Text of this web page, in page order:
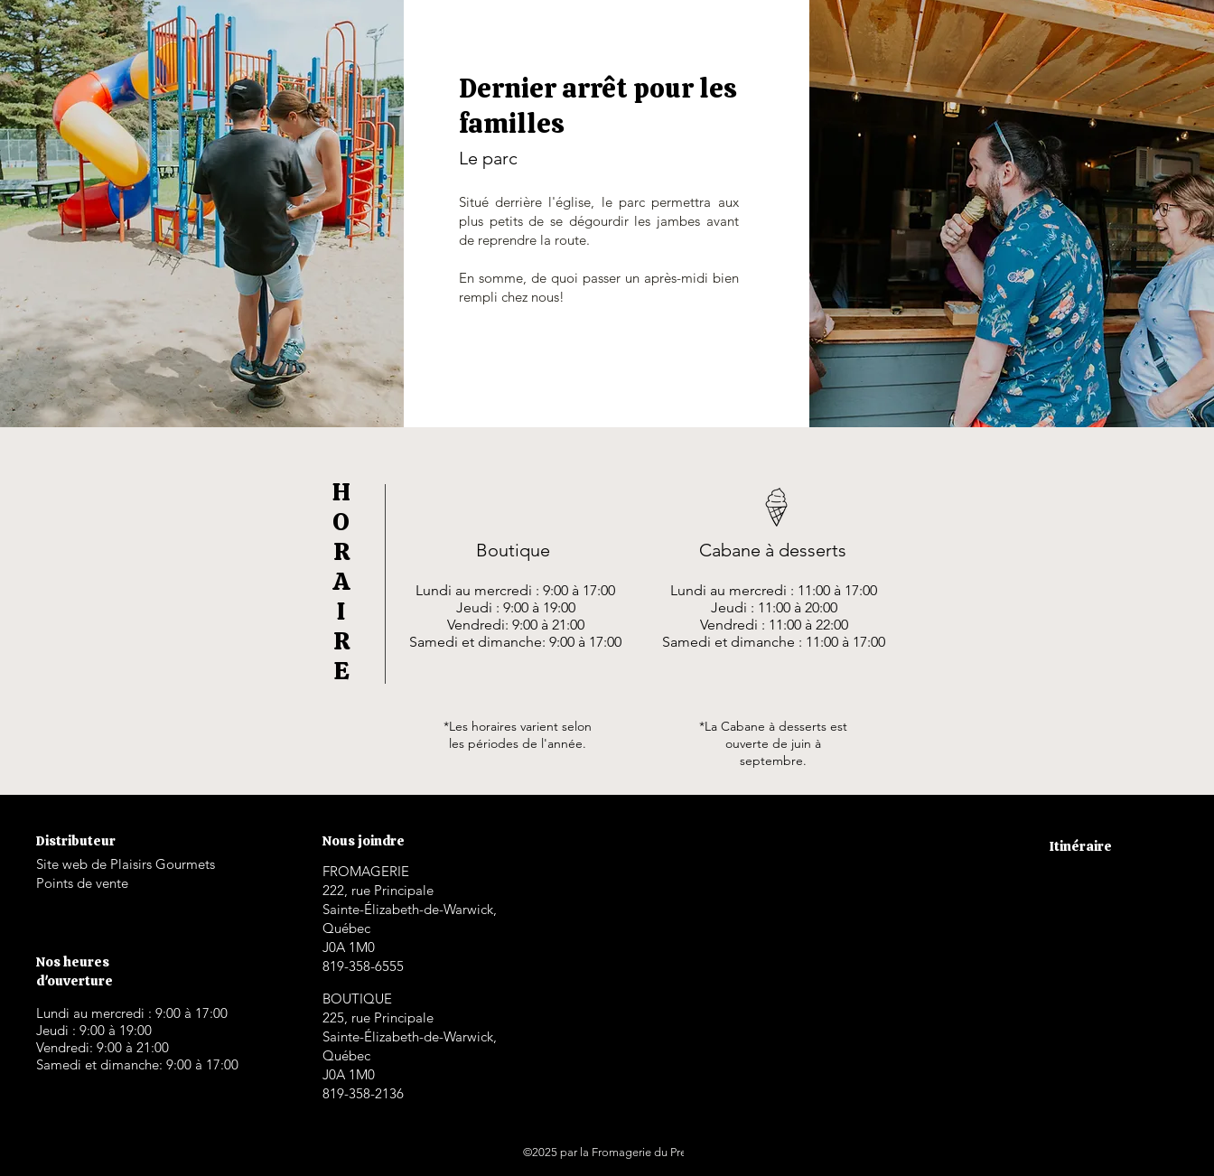
Dernier arrêt pour les
familles
Le parc
Situé derrière l'église, le parc permettra aux
plus petits de se dégourdir les jambes avant
de reprendre la route.
En somme, de quoi passer un après-midi bien
rempli chez nous!
H
O
R
A
I
R
E
Boutique
Lundi au mercredi : 9:00 à 17:00
Jeudi : 9:00 à 19:00
Vendredi: 9:00 à 21:00
Samedi et dimanche: 9:00 à 17:00
*Les horaires varient selon
les périodes de l'année.
Cabane à desserts
Lundi au mercredi : 11:00 à 17:00
Jeudi : 11:00 à 20:00
Vendredi : 11:00 à 22:00
Samedi et dimanche : 11:00 à 17:00
*La Cabane à desserts est
ouverte de juin à
septembre.
Distributeur
Site web de Plaisirs Gourmets
Points de vente
Nos heures
d'ouverture
Lundi au mercredi : 9:00 à 17:00
Jeudi : 9:00 à 19:00
Vendredi: 9:00 à 21:00
Samedi et dimanche: 9:00 à 17:00
Nous joindre
FROMAGERIE
222, rue Principale
Sainte-Élizabeth-de-Warwick,
Québec
J0A 1M0
819-358-6555
BOUTIQUE
225, rue Principale
Sainte-Élizabeth-de-Warwick,
Québec
J0A 1M0
819-358-2136
©2025 par la Fromagerie du Presbytère
Itinéraire